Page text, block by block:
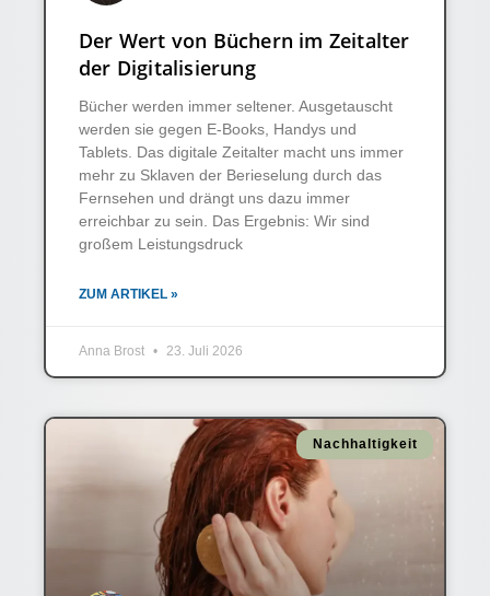
Der Wert von Büchern im Zeitalter
der Digitalisierung
Bücher werden immer seltener. Ausgetauscht
werden sie gegen E-Books, Handys und
Tablets. Das digitale Zeitalter macht uns immer
mehr zu Sklaven der Berieselung durch das
Fernsehen und drängt uns dazu immer
erreichbar zu sein. Das Ergebnis: Wir sind
großem Leistungsdruck
ZUM ARTIKEL »
Anna Brost 23. Juli 2026
Nachhaltigkeit